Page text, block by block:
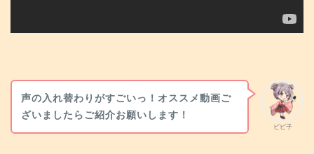
ビビ子
声の入れ替わりがすごいっ！オススメ動画ご
ざいましたらご紹介お願いします！